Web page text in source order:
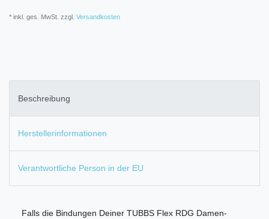
* inkl. ges. MwSt. zzgl. Versandkosten
Beschreibung
Herstellerinformationen
Verantwortliche Person in der EU
Falls die Bindungen Deiner TUBBS Flex RDG Damen-